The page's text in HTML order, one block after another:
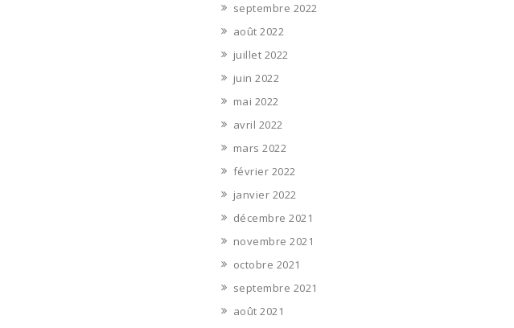
septembre 2022
août 2022
juillet 2022
juin 2022
mai 2022
avril 2022
mars 2022
février 2022
janvier 2022
décembre 2021
novembre 2021
octobre 2021
septembre 2021
août 2021